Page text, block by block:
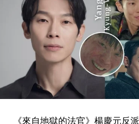
《來自地獄的法官》楊慶元反